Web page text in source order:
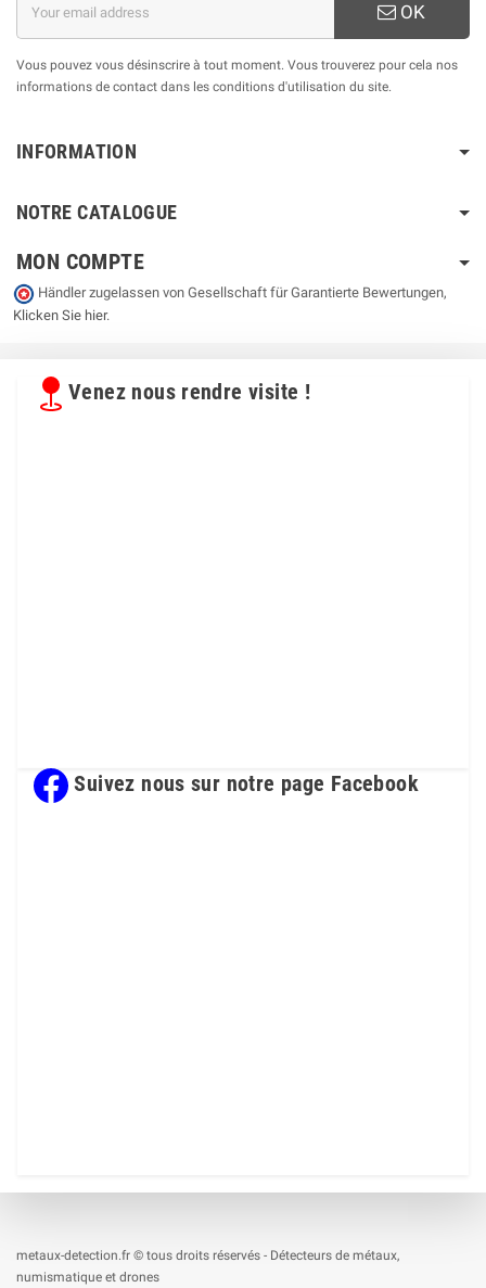
OK
Vous pouvez vous désinscrire à tout moment. Vous trouverez pour cela nos
informations de contact dans les conditions d'utilisation du site.
INFORMATION
NOTRE CATALOGUE
MON COMPTE
Händler zugelassen von Gesellschaft für Garantierte Bewertungen,
Klicken Sie hier.
Venez nous rendre visite !
Suivez nous sur notre page Facebook
metaux-detection.fr © tous droits réservés - Détecteurs de métaux,
numismatique et drones